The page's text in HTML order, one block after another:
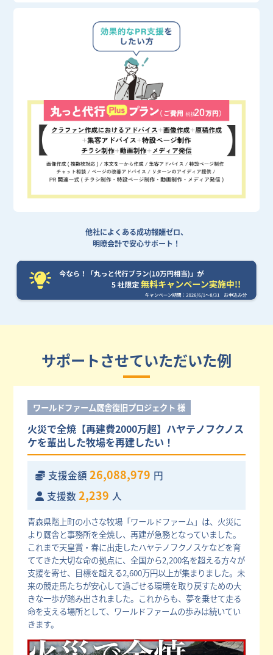
他社によくある成功報酬ゼロ、
明瞭会計で安心サポート！
サポートさせていただいた例
ワールドファーム厩舎復旧プロジェクト 様
火災で全焼【再建費2000万超】ハヤテノフクノス
ケを輩出した牧場を再建したい！
支援金額 26,088,979 円
支援数 2,239 人
青森県階上町の小さな牧場「ワールドファーム」は、火災に
より厩舎と事務所を全焼し、再建が急務となっていました。
これまで天皇賞・春に出走したハヤテノフクノスケなどを育
ててきた大切な命の拠点に、全国から2,200名を超える方々が
支援を寄せ、目標を超える2,600万円以上が集まりました。未
来の競走馬たちが安心して過ごせる環境を取り戻すための大
きな一歩が踏み出されました。これからも、夢を乗せて走る
命を支える場所として、ワールドファームの歩みは続いてい
きます。